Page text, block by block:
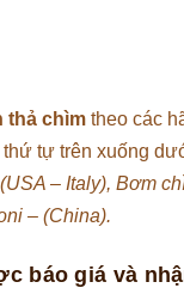
thả chìmtheo các
tự trên xuống
– Italy), Bơm
– (China).
báo giá và